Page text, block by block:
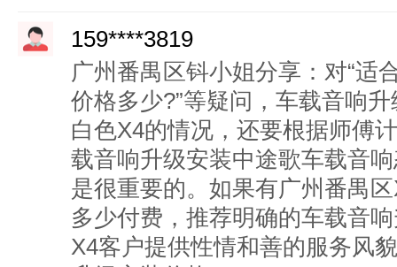
159****3819
广州番禺区钭小姐分享：对“适
价格多少?”等疑问，车载音响
白色X4的情况，还要根据师傅
载音响升级安装中途歌车载音
是很重要的。如果有广州番禺
多少付费，推荐明确的车载音
X4客户提供性情和善的服务风